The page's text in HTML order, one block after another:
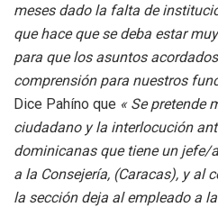
meses dado la falta de
que hace que se deba estar
para que los asuntos
comprensión para nuestros
Dice Pahíno que « Se pretende
ciudadano y la interlocución
dominicanas que tiene un jefe/
a la Consejería, (Caracas), y al
la sección deja al empleado a